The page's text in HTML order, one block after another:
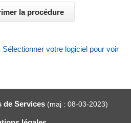
la procédure
Sélectionner votre logiciel pour voir
de Services(maj : 08-03-2023)